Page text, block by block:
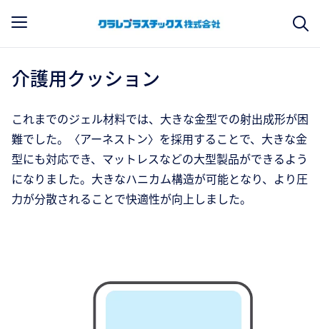
介護用クッション
これまでのジェル材料では、大きな金型での射出成形が困
難でした。〈アーネストン〉を採用することで、大きな金
型にも対応でき、マットレスなどの大型製品ができるよう
になりました。大きなハニカム構造が可能となり、より圧
力が分散されることで快適性が向上しました。